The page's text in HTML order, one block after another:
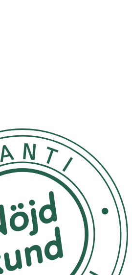
en fräsch ton och naturlig
som
Perfector ger din hy en naturlig,
gelkrämtexturen glider
är berikad med återfuktande
ekologisk nordisk
ut huden.
ger extra lyster.
ekologisk björksav och
ton och glowig finish
eller blandas med